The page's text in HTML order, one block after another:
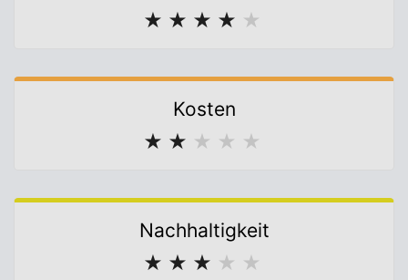
★ ★ ★ ★ ★
Kosten
★ ★ ★ ★ ★
Nachhaltigkeit
★ ★ ★ ★ ★